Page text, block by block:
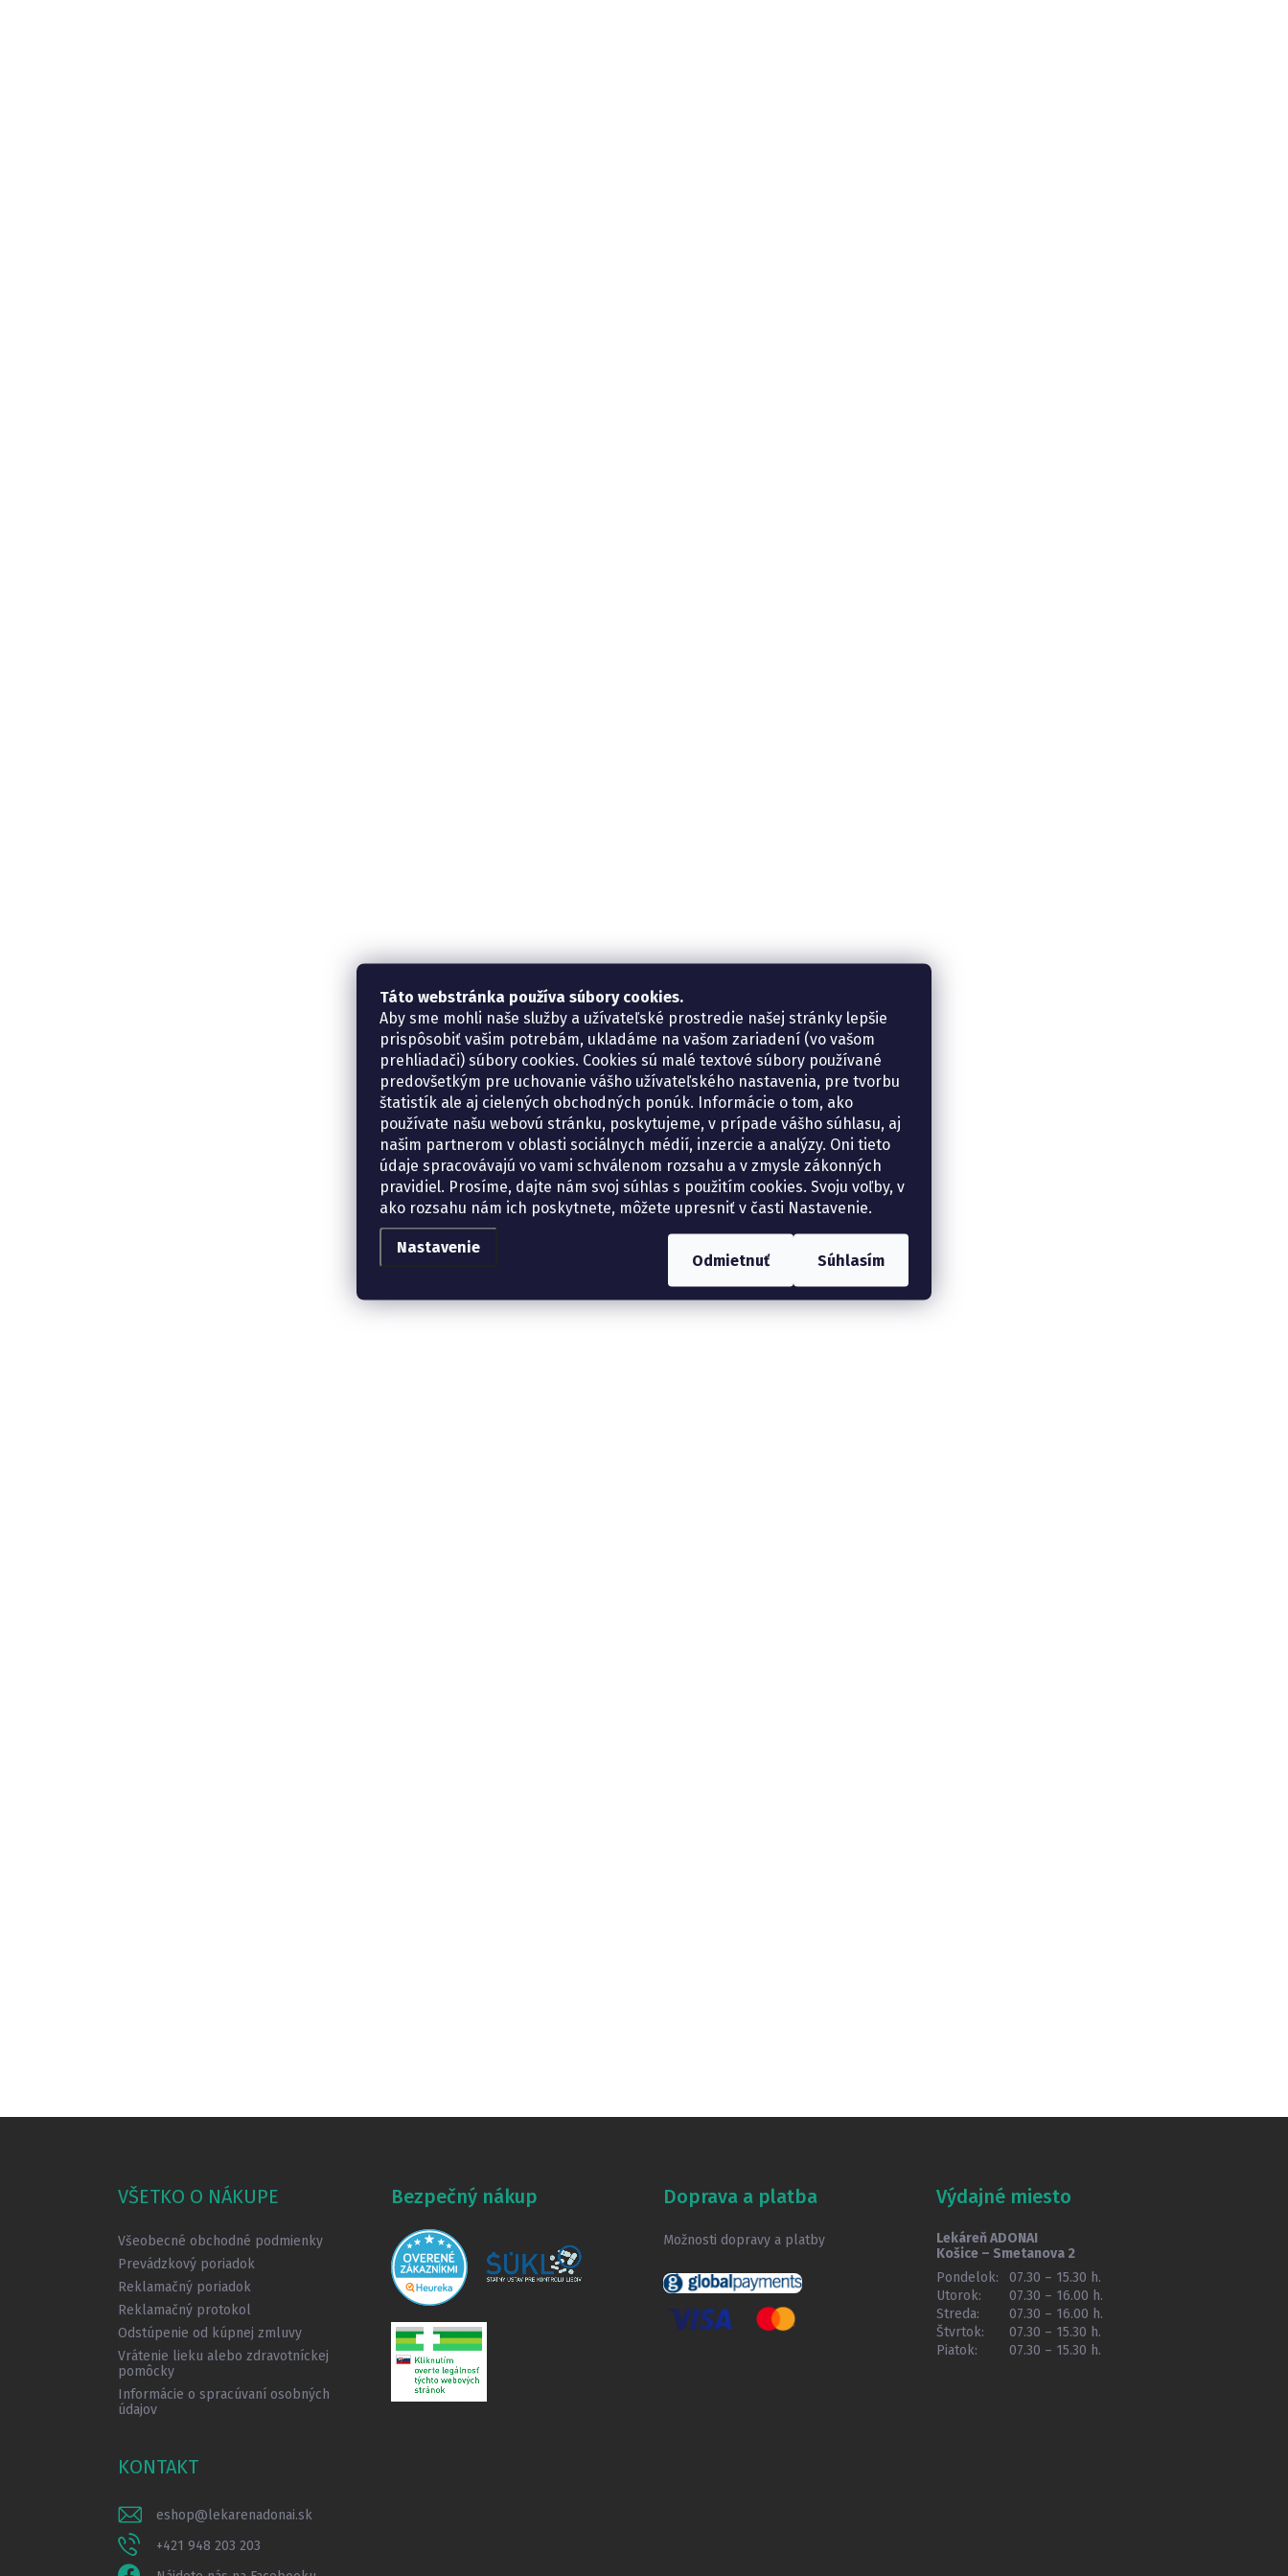
Táto webstránka používa súbory cookies.
Aby sme mohli naše služby a užívateľské prostredie našej stránky lepšie
prispôsobiť vašim potrebám, ukladáme na vašom zariadení (vo vašom
prehliadači) súbory cookies. Cookies sú malé textové súbory používané
predovšetkým pre uchovanie vášho užívateľského nastavenia, pre tvorbu
štatistík ale aj cielených obchodných ponúk. Informácie o tom, ako
používate našu webovú stránku, poskytujeme, v prípade vášho súhlasu, aj
našim partnerom v oblasti sociálnych médií, inzercie a analýzy. Oni tieto
údaje spracovávajú vo vami schválenom rozsahu a v zmysle zákonných
pravidiel. Prosíme, dajte nám svoj súhlas s použitím cookies. Svoju voľby, v
ako rozsahu nám ich poskytnete, môžete upresniť v časti Nastavenie.
Nastavenie
Odmietnuť Súhlasím
VŠETKO O NÁKUPE
Všeobecné obchodné podmienky
Prevádzkový poriadok
Reklamačný poriadok
Reklamačný protokol
Odstúpenie od kúpnej zmluvy
Vrátenie lieku alebo zdravotníckej
pomôcky
Informácie o spracúvaní osobných
údajov
Bezpečný nákup Doprava a platba
Možnosti dopravy a platby
Výdajné miesto
Lekáreň ADONAI
Košice – Smetanova 2
Pondelok:
07.30 – 15.30 h.
Utorok:
07.30 – 16.00 h.
Streda:
07.30 – 16.00 h.
Štvrtok:
07.30 – 15.30 h.
Piatok:
07.30 – 15.30 h.
KONTAKT
eshop@lekarenadonai.sk
+421 948 203 203